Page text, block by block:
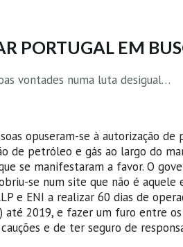
PORTUGAL EM
vontades numa luta desigual…
opuseram-se à autorização
de petróleo e gás ao largo do
se manifestaram a favor. O
se num site que não é
e ENI a realizar 60 dias de
até 2019, e fazer um furo entre
e de ter seguro de